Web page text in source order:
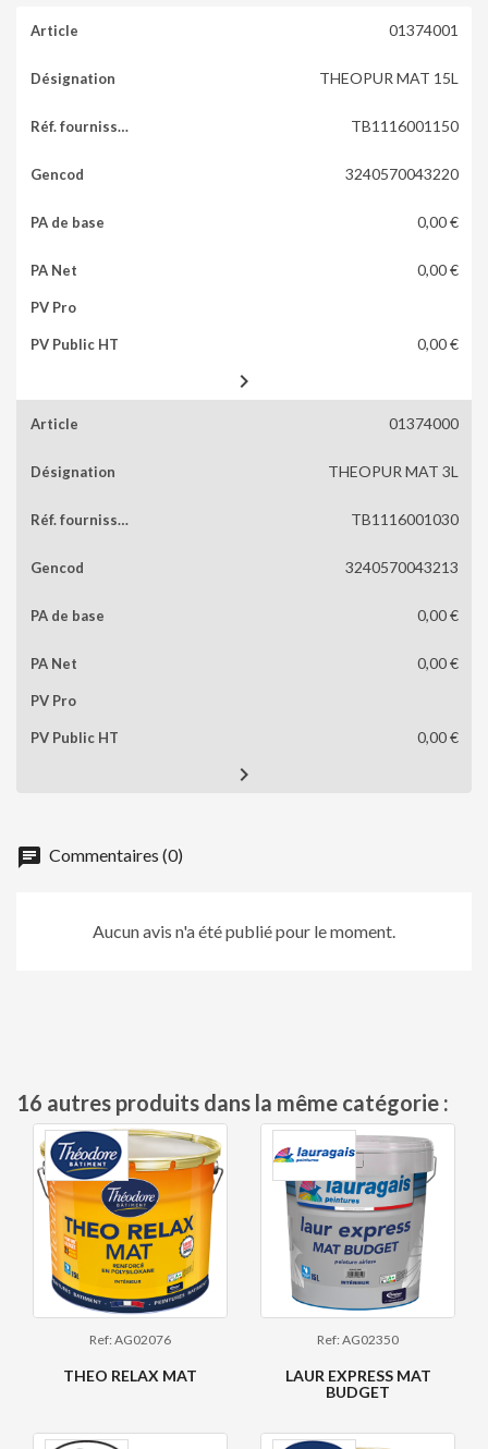
01374001
THEOPUR MAT 15L
TB1116001150
3240570043220
0,00 €
0,00 €
0,00 €

01374000
THEOPUR MAT 3L
TB1116001030
3240570043213
0,00 €
0,00 €
0,00 €

chat Commentaires (0)
Aucun avis n'a été publié pour le moment.
16 autres produits dans la même catégorie :
Ref: AG02076
THEO RELAX MAT
Ref: AG02350
LAUR EXPRESS MAT
BUDGET